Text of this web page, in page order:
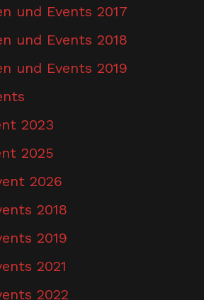
und Events 2017
und Events 2018
und Events 2019
2023
2025
2026
2018
2019
2021
2022